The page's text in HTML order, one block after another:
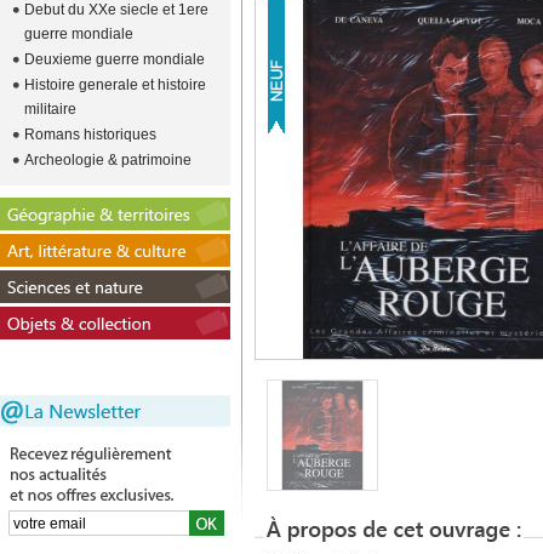
Debut du XXe siecle et 1ere
guerre mondiale
Deuxieme guerre mondiale
Histoire generale et histoire
militaire
Romans historiques
Archeologie & patrimoine